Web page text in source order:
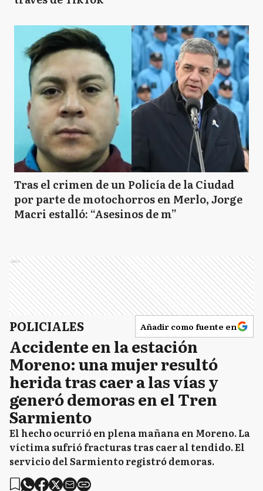
Tras el crimen de un Policía de la Ciudad
por parte de motochorros en Merlo, Jorge
Macri estalló: “Asesinos de m”
Ads
POLICIALES Añadir como fuente en
Accidente en la estación
Moreno: una mujer resultó
herida tras caer a las vías y
generó demoras en el Tren
Sarmiento
El hecho ocurrió en plena mañana en Moreno. La
víctima sufrió fracturas tras caer al tendido. El
servicio del Sarmiento registró demoras.